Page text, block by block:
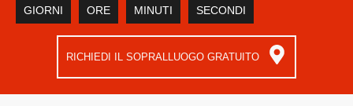
GIORNI ORE MINUTI SECONDI
RICHIEDI IL SOPRALLUOGO GRATUITO